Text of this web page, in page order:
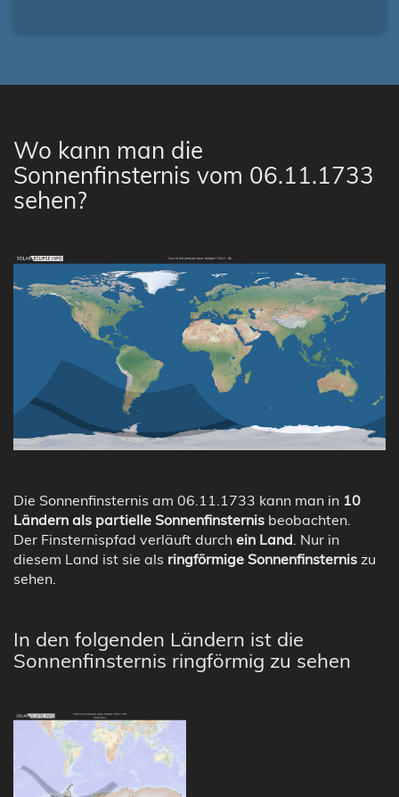
Wo kann man die
Sonnenfinsternis vom 06.11.1733
sehen?
Die Sonnenfinsternis am 06.11.1733 kann man in 10
Ländern als partielle Sonnenfinsternis beobachten.
Der Finsternispfad verläuft durch ein Land . Nur in
diesem Land ist sie als ringförmige Sonnenfinsternis zu
sehen.
In den folgenden Ländern ist die
Sonnenfinsternis ringförmig zu sehen